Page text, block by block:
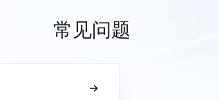
常见问题